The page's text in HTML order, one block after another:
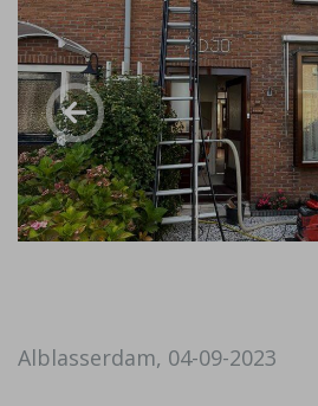
Alblasserdam, 04-09-2023